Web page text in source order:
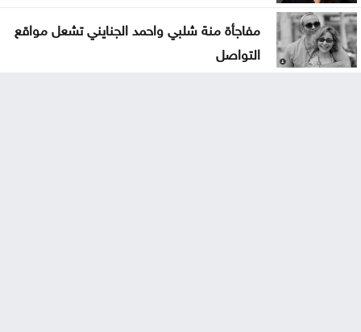
مفاجأة منة شلبي واحمد الجنايني تشعل مواقع
التواصل